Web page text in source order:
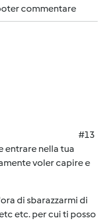
commentare
#13
entrare nella tua
voler capire e
di sbarazzarmi di
etc. per cui ti posso